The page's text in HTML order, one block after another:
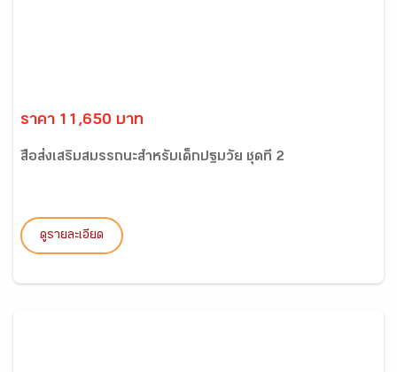
ราคา 11,650 บาท
สื่อส่งเสริมสมรรถนะสำหรับเด็กปฐมวัย ชุดที่ 2
ดูรายละเอียด